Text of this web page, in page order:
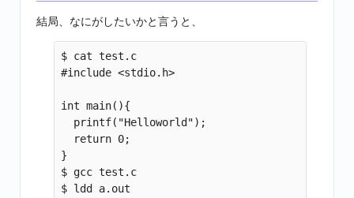
結局、なにがしたいかと言うと、
$ cat test.c
#include <stdio.h>
int main(){
  printf("Helloworld");
  return 0;
}
$ gcc test.c
$ ldd a.out